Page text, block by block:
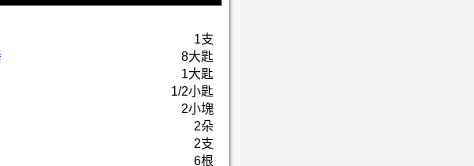
1支
8大匙
1大匙
1/2小匙
2小塊
2朵
2支
6根